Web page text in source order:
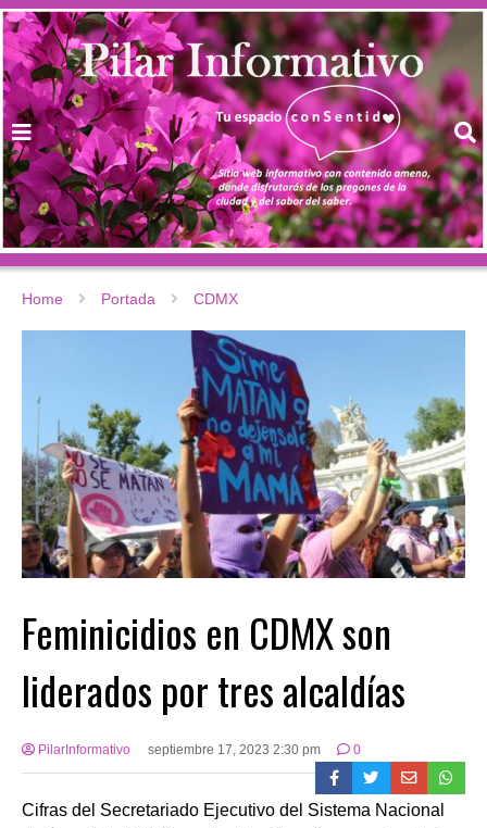
Home Portada CDMX
Feminicidios en CDMX son
liderados por tres alcaldías
PilarInformativo septiembre 17, 2023 2:30 pm 0
Cifras del Secretariado Ejecutivo del Sistema Nacional